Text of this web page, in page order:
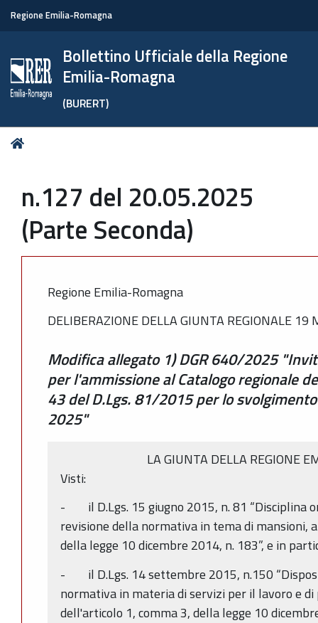
Regione Emilia-Romagna
Bollettino Ufficiale della Regione
Emilia-Romagna
(BURERT)
Tu
n.127 del 20.05.2025
(Parte Seconda)
Regione Emilia-Romagna
DELIBERAZIONE DELLA GIUNTA REGIONALE 19
Modifica allegato 1) DGR 640/2025
per l'ammissione al Catalogo regionale
43 del D.Lgs. 81/2015 per lo
2025"
LA GIUNTA DELLA REGIONE
Visti:
- il D.Lgs. 15 giugno 2015, n. 81 “Disciplina
revisione della normativa in tema di mansioni,
della legge 10 dicembre 2014, n. 183”, e in
- il D.Lgs. 14 settembre 2015, n.150
normativa in materia di servizi per il lavoro e
dell'articolo 1, comma 3, della legge 10